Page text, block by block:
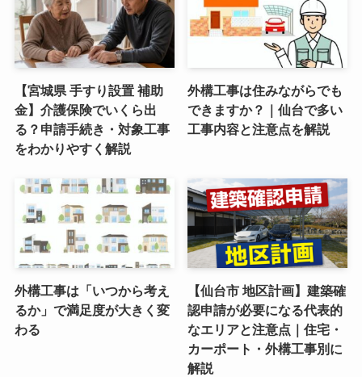
【宮城県 手すり設置 補助
金】介護保険でいくら出
る？申請手続き・対象工事
をわかりやすく解説
外構工事は住みながらでも
できますか？｜仙台で多い
工事内容と注意点を解説
外構工事は「いつから考え
るか」で満足度が大きく変
わる
【仙台市 地区計画】建築確
認申請が必要になる代表的
なエリアと注意点｜住宅・
カーポート・外構工事別に
解説